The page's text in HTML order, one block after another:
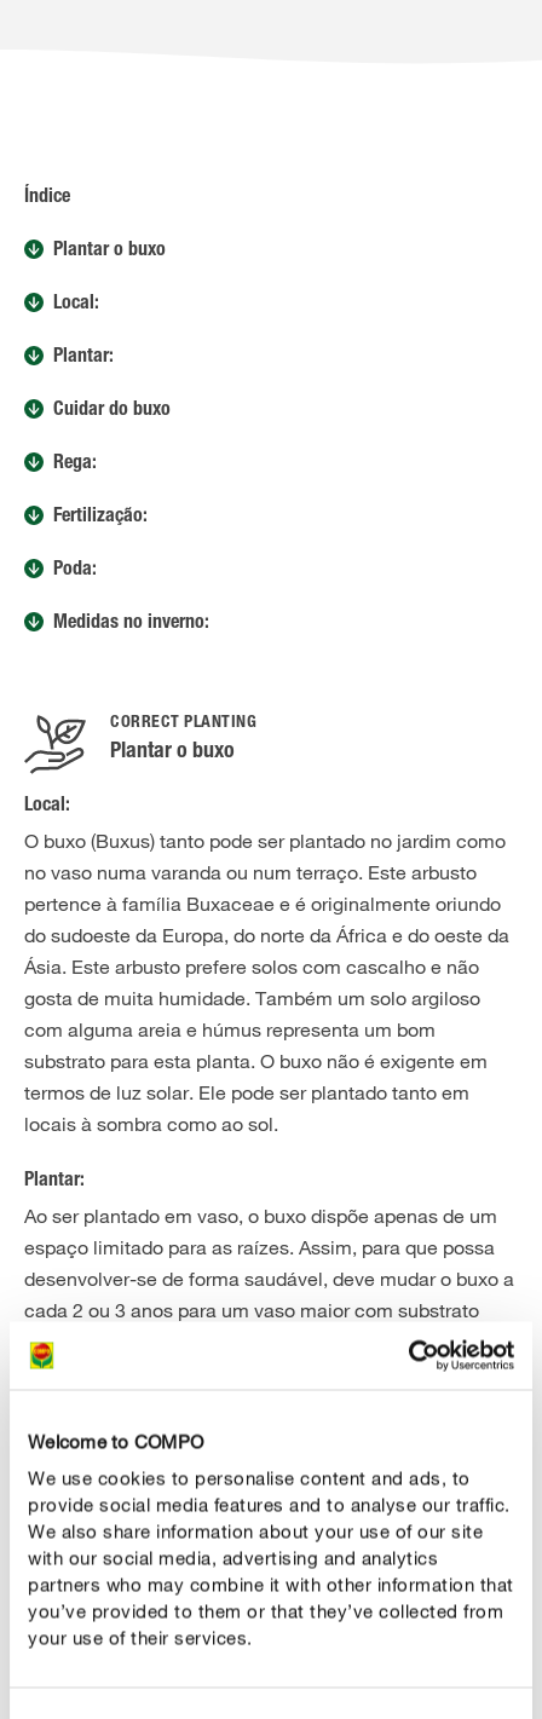
Welcome to COMPO
We use cookies to personalise content and ads, to
provide social media features and to analyse our traffic.
We also share information about your use of our site
with our social media, advertising and analytics
partners who may combine it with other information that
you’ve provided to them or that they’ve collected from
your use of their services.
Índice
Plantar o buxo
Local:
Plantar:
Cuidar do buxo
Rega:
Fertilização:
Poda:
Medidas no inverno:
CORRECT PLANTING
Plantar o buxo
Local:
O buxo (Buxus) tanto pode ser plantado no jardim como
no vaso numa varanda ou num terraço. Este arbusto
pertence à família Buxaceae e é originalmente oriundo
do sudoeste da Europa, do norte da África e do oeste da
Ásia. Este arbusto prefere solos com cascalho e não
gosta de muita humidade. Também um solo argiloso
com alguma areia e húmus representa um bom
substrato para esta planta. O buxo não é exigente em
termos de luz solar. Ele pode ser plantado tanto em
locais à sombra como ao sol.
Plantar:
Ao ser plantado em vaso, o buxo dispõe apenas de um
espaço limitado para as raízes. Assim, para que possa
desenvolver-se de forma saudável, deve mudar o buxo a
cada 2 ou 3 anos para um vaso maior com substrato
fresco especialmente formulado para o buxo. A altura
ideal para isso é a primavera.
CORRECT CARE
Cuidar do buxo
Rega:
O substrato das plantas de vaso seca rapidamente,
sobretudo no verão. Para manter a terra húmida,
recomenda-se a rega diária em dias secos e quentes.